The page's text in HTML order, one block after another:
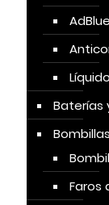
AdBlue
Baterías
Bombillas
Faros